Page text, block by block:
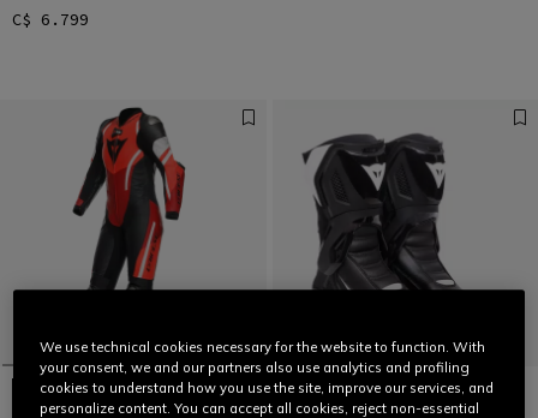
C$ 6.799
We use technical cookies necessary for the website to function. With
your consent, we and our partners also use analytics and profiling
cookies to understand how you use the site, improve our services, and
personalize content. You can accept all cookies, reject non-essential